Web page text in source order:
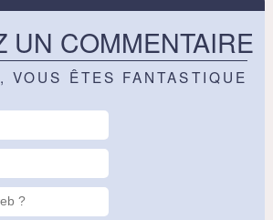
UN COMMENTAIRE
VOUS ÊTES FANTASTIQUE